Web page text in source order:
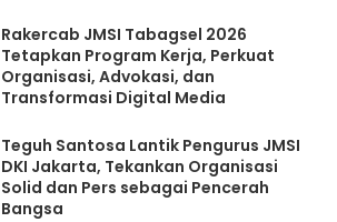
Rakercab JMSI Tabagsel 2026
Tetapkan Program Kerja, Perkuat
Organisasi, Advokasi, dan
Transformasi Digital Media
Teguh Santosa Lantik Pengurus JMSI
DKI Jakarta, Tekankan Organisasi
Solid dan Pers sebagai Pencerah
Bangsa